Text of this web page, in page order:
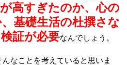
高すぎたのか、心の
基礎生活の杜撰さな
証が必要なんでしょう。
なことを考えていると思いま